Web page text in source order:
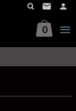
0